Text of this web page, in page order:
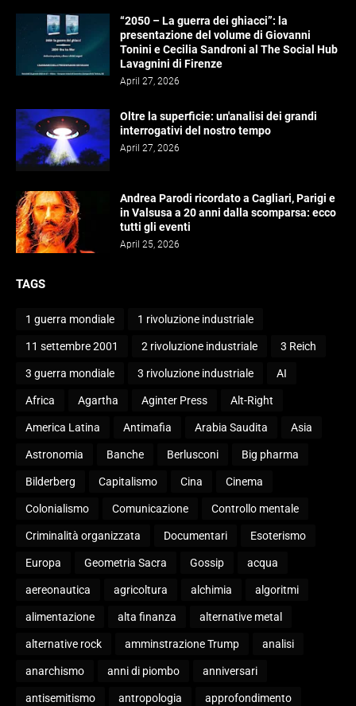
“2050 – La guerra dei ghiacci”: la
presentazione del volume di Giovanni
Tonini e Cecilia Sandroni al The Social Hub
Lavagnini di Firenze
April 27, 2026
Oltre la superficie: un'analisi dei grandi
interrogativi del nostro tempo
April 27, 2026
Andrea Parodi ricordato a Cagliari, Parigi e
in Valsusa a 20 anni dalla scomparsa: ecco
tutti gli eventi
April 25, 2026
TAGS
1 guerra mondiale 1 rivoluzione industriale
11 settembre 2001 2 rivoluzione industriale 3 Reich
3 guerra mondiale 3 rivoluzione industriale AI
Africa Agartha Aginter Press Alt-Right
America Latina Antimafia Arabia Saudita Asia
Astronomia Banche Berlusconi Big pharma
Bilderberg Capitalismo Cina Cinema
Colonialismo Comunicazione Controllo mentale
Criminalità organizzata Documentari Esoterismo
Europa Geometria Sacra Gossip acqua
aereonautica agricoltura alchimia algoritmi
alimentazione alta finanza alternative metal
alternative rock amminstrazione Trump analisi
anarchismo anni di piombo anniversari
antisemitismo antropologia approfondimento